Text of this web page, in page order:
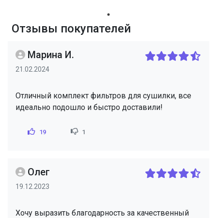
Отзывы покупателей
Марина И.
21.02.2024
Отличный комплект фильтров для сушилки, все
идеально подошло и быстро доставили!
19 1
Олег
19.12.2023
Хочу выразить благодарность за качественный